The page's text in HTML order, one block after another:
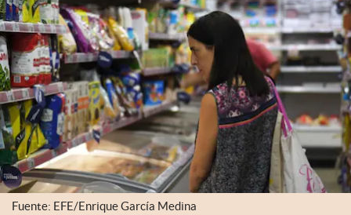
Clase
Clima
Mundial 2026
Eventos Corporativos
El Cronista Studio
Mediakit
abre en nueva pestaña
Argentina
Fuente: EFE/Enrique García Medina